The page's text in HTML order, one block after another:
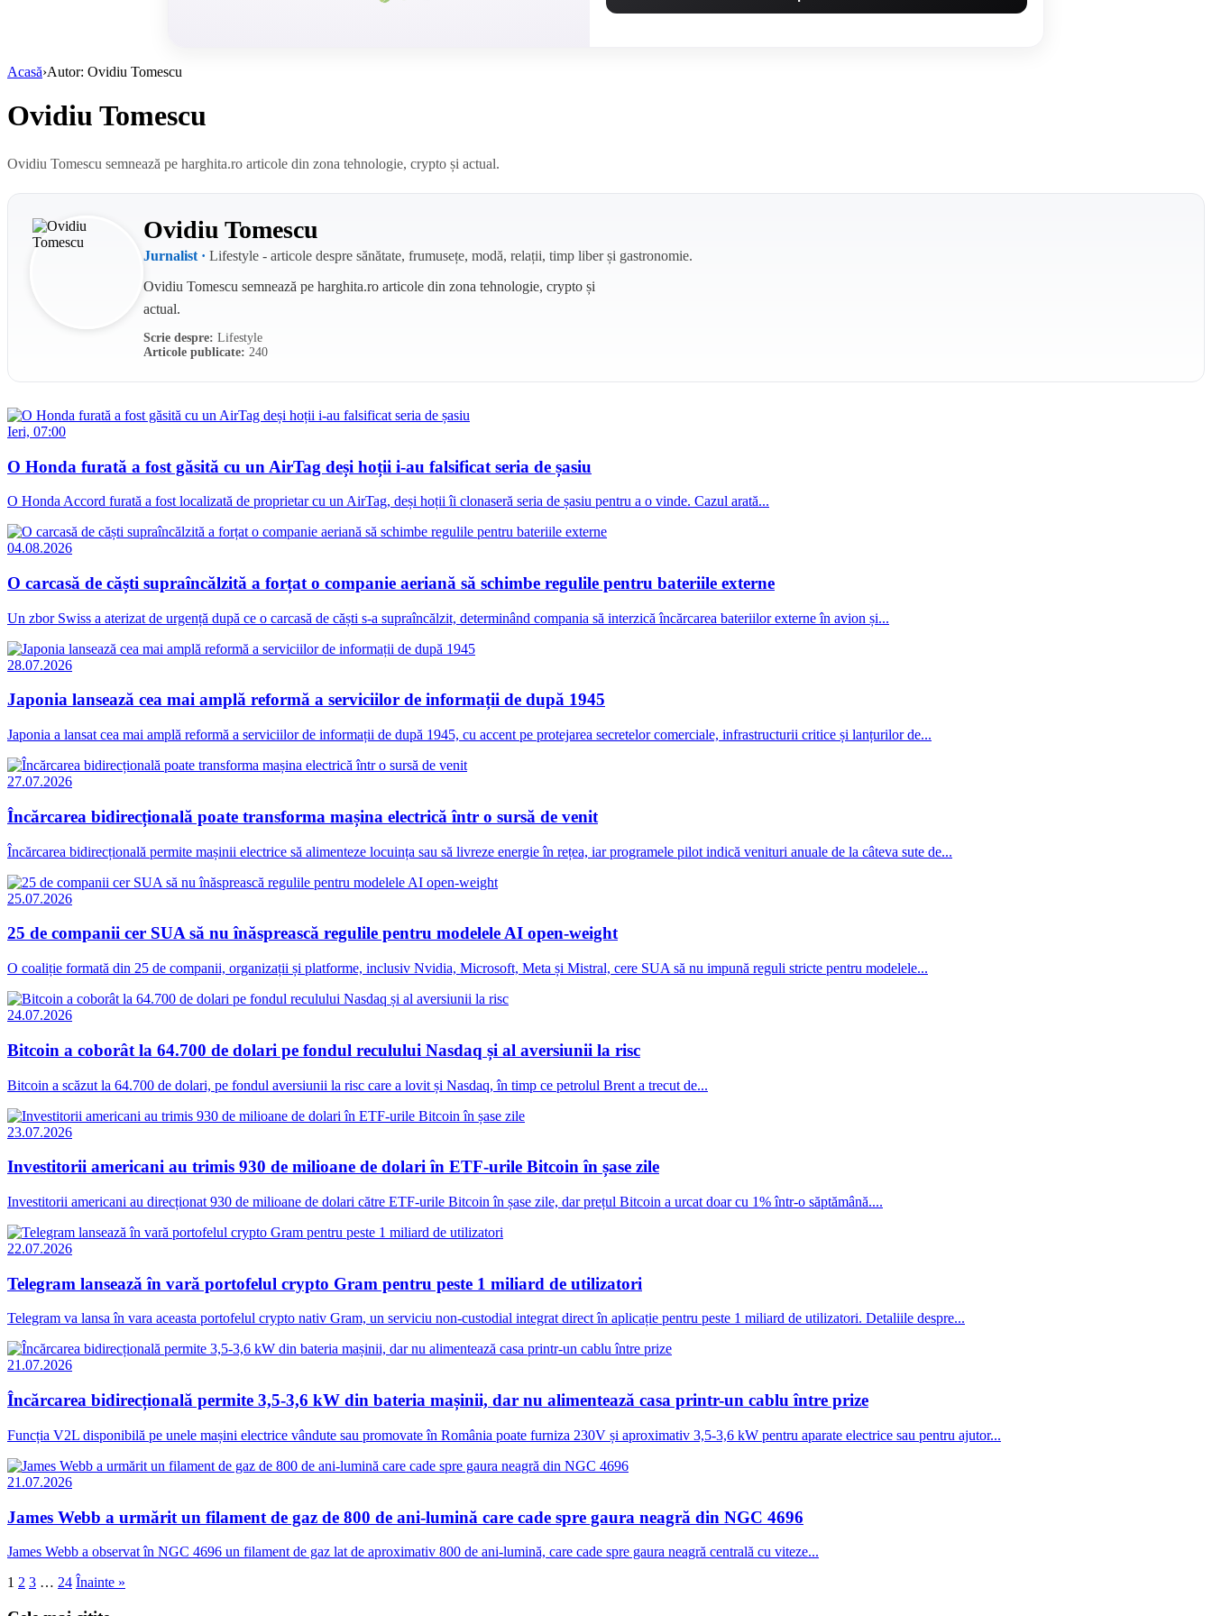
Acasă›Autor: Ovidiu Tomescu
Ovidiu Tomescu
Ovidiu Tomescu semnează pe harghita.ro articole din zona tehnologie, crypto și actual.
Ovidiu Tomescu
Jurnalist · Lifestyle - articole despre sănătate, frumusețe, modă, relații, timp liber și gastronomie.
Ovidiu Tomescu semnează pe harghita.ro articole din zona tehnologie, crypto și
actual.
Scrie despre: Lifestyle
Articole publicate: 240
Ieri, 07:00
O Honda furată a fost găsită cu un AirTag deși hoții i-au falsificat seria de șasiu
O Honda Accord furată a fost localizată de proprietar cu un AirTag, deși hoții îi clonaseră seria de șasiu pentru a o vinde. Cazul arată...
04.08.2026
O carcasă de căști supraîncălzită a forțat o companie aeriană să schimbe regulile pentru bateriile externe
Un zbor Swiss a aterizat de urgență după ce o carcasă de căști s-a supraîncălzit, determinând compania să interzică încărcarea bateriilor externe în avion și...
28.07.2026
Japonia lansează cea mai amplă reformă a serviciilor de informații de după 1945
Japonia a lansat cea mai amplă reformă a serviciilor de informații de după 1945, cu accent pe protejarea secretelor comerciale, infrastructurii critice și lanțurilor de...
27.07.2026
Încărcarea bidirecțională poate transforma mașina electrică într o sursă de venit
Încărcarea bidirecțională permite mașinii electrice să alimenteze locuința sau să livreze energie în rețea, iar programele pilot indică venituri anuale de la câteva sute de...
25.07.2026
25 de companii cer SUA să nu înăsprească regulile pentru modelele AI open-weight
O coaliție formată din 25 de companii, organizații și platforme, inclusiv Nvidia, Microsoft, Meta și Mistral, cere SUA să nu impună reguli stricte pentru modelele...
24.07.2026
Bitcoin a coborât la 64.700 de dolari pe fondul reculului Nasdaq și al aversiunii la risc
Bitcoin a scăzut la 64.700 de dolari, pe fondul aversiunii la risc care a lovit și Nasdaq, în timp ce petrolul Brent a trecut de...
23.07.2026
Investitorii americani au trimis 930 de milioane de dolari în ETF-urile Bitcoin în șase zile
Investitorii americani au direcționat 930 de milioane de dolari către ETF-urile Bitcoin în șase zile, dar prețul Bitcoin a urcat doar cu 1% într-o săptămână....
22.07.2026
Telegram lansează în vară portofelul crypto Gram pentru peste 1 miliard de utilizatori
Telegram va lansa în vara aceasta portofelul crypto nativ Gram, un serviciu non-custodial integrat direct în aplicație pentru peste 1 miliard de utilizatori. Detaliile despre...
21.07.2026
Încărcarea bidirecțională permite 3,5-3,6 kW din bateria mașinii, dar nu alimentează casa printr-un cablu între prize
Funcția V2L disponibilă pe unele mașini electrice vândute sau promovate în România poate furniza 230V și aproximativ 3,5-3,6 kW pentru aparate electrice sau pentru ajutor...
21.07.2026
James Webb a urmărit un filament de gaz de 800 de ani-lumină care cade spre gaura neagră din NGC 4696
James Webb a observat în NGC 4696 un filament de gaz lat de aproximativ 800 de ani-lumină, care cade spre gaura neagră centrală cu viteze...
Paginație
articole
1 2 3 … 24 Înainte »